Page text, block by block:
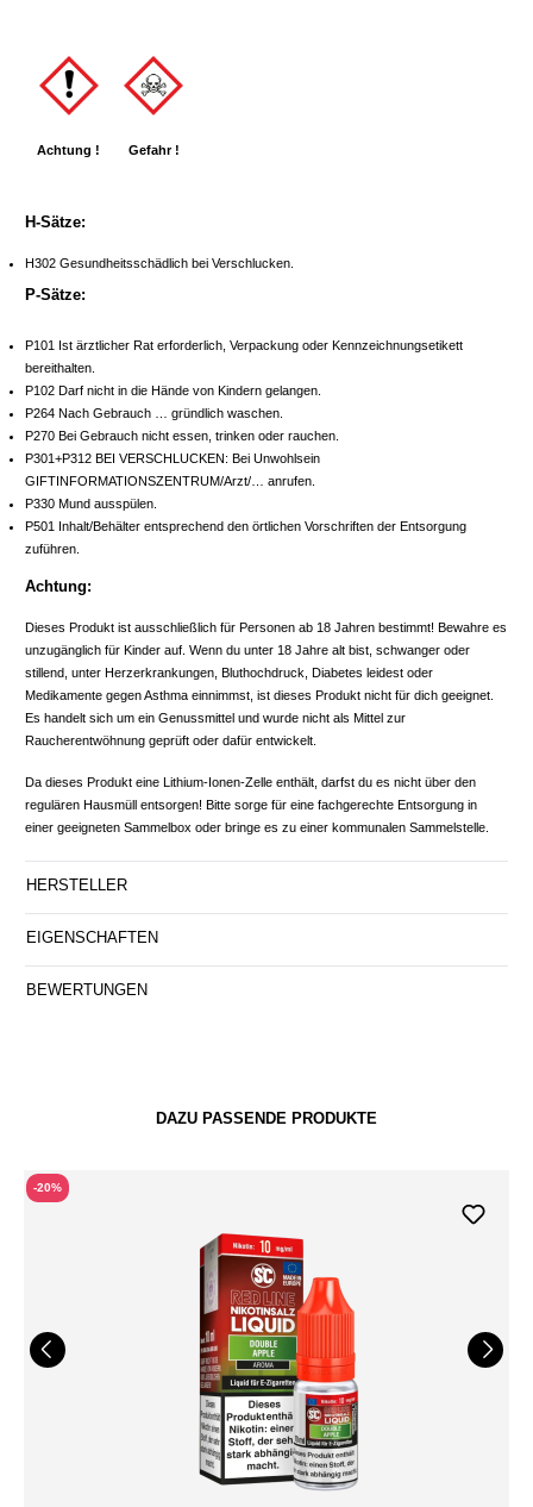
Achtung ! Gefahr !
H-Sätze:
H302 Gesundheitsschädlich bei Verschlucken.
P-Sätze:
P101 Ist ärztlicher Rat erforderlich, Verpackung oder Kennzeichnungsetikett
bereithalten.
P102 Darf nicht in die Hände von Kindern gelangen.
P264 Nach Gebrauch … gründlich waschen.
P270 Bei Gebrauch nicht essen, trinken oder rauchen.
P301+P312 BEI VERSCHLUCKEN: Bei Unwohlsein
GIFTINFORMATIONSZENTRUM/Arzt/… anrufen.
P330 Mund ausspülen.
P501 Inhalt/Behälter entsprechend den örtlichen Vorschriften der Entsorgung
zuführen.
Achtung:
Dieses Produkt ist ausschließlich für Personen ab 18 Jahren bestimmt! Bewahre es
unzugänglich für Kinder auf. Wenn du unter 18 Jahre alt bist, schwanger oder
stillend, unter Herzerkrankungen, Bluthochdruck, Diabetes leidest oder
Medikamente gegen Asthma einnimmst, ist dieses Produkt nicht für dich geeignet.
Es handelt sich um ein Genussmittel und wurde nicht als Mittel zur
Raucherentwöhnung geprüft oder dafür entwickelt.
Da dieses Produkt eine Lithium-Ionen-Zelle enthält, darfst du es nicht über den
regulären Hausmüll entsorgen! Bitte sorge für eine fachgerechte Entsorgung in
einer geeigneten Sammelbox oder bringe es zu einer kommunalen Sammelstelle.
HERSTELLER
EIGENSCHAFTEN
BEWERTUNGEN
DAZU PASSENDE PRODUKTE
-20%